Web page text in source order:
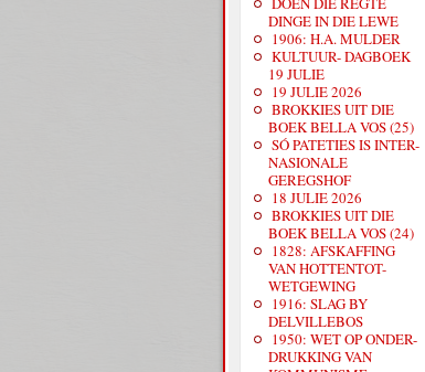
DINGE IN DIE LEWE
1906: H.A. MULDER
KULTUUR- DAGBOEK
19 JULIE
19 JULIE 2026
BROKKIES UIT DIE
BOEK BELLA VOS (25)
SÓ PATETIES IS INTER-
NASIONALE
GEREGSHOF
18 JULIE 2026
BROKKIES UIT DIE
BOEK BELLA VOS (24)
1828: AFSKAFFING
VAN HOTTENTOT-
WETGEWING
1916: SLAG BY
DELVILLEBOS
1950: WET OP ONDER-
DRUKKING VAN